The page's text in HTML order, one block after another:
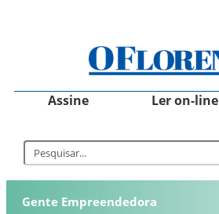
Assine Ler on-line
Gente Empreendedora